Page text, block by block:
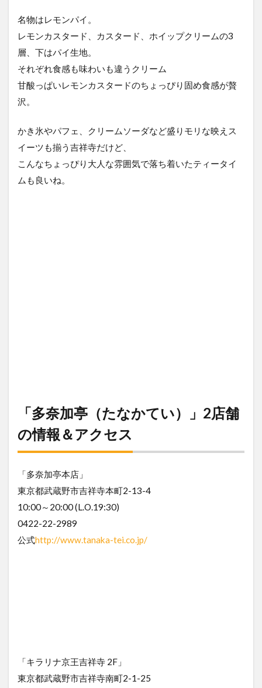
名物はレモンパイ。
レモンカスタード、カスタード、ホイップクリームの3
層、下はパイ生地。
それぞれ食感も味わいも違うクリーム
甘酸っぱいレモンカスタードのちょっぴり固め食感が贅
沢。
かき氷やパフェ、クリームソーダなど盛りモリな映えス
イーツも揃う吉祥寺だけど、
こんなちょっぴり大人な雰囲気で落ち着いたティータイ
ムも良いね。
「多奈加亭（たなかてい）」2店舗
の情報＆アクセス
「多奈加亭本店」
東京都武蔵野市吉祥寺本町2-13-4
10:00～20:00 (L.O.19:30)
0422-22-2989
公式http://www.tanaka-tei.co.jp/
「キラリナ京王吉祥寺 2F」
東京都武蔵野市吉祥寺南町2-1-25